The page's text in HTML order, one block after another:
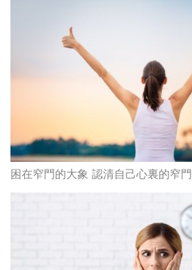
困在窄門的大象 認清自己心裏的窄門